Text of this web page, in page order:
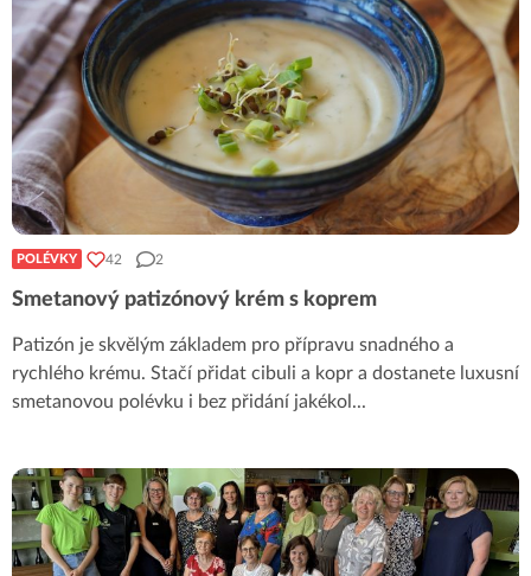
POLÉVKY 42 2
Smetanový patizónový krém s koprem
Patizón je skvělým základem pro přípravu snadného a
rychlého krému. Stačí přidat cibuli a kopr a dostanete luxusní
smetanovou polévku i bez přidání jakékol ...